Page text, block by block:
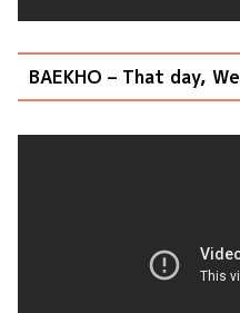
BAEKHO – That day, We